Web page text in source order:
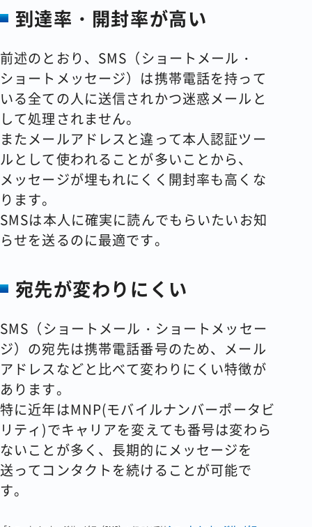
到達率・開封率が高い
前述のとおり、SMS（ショートメール・
ショートメッセージ）は携帯電話を持って
いる全ての人に送信されかつ迷惑メールと
して処理されません。
またメールアドレスと違って本人認証ツー
ルとして使われることが多いことから、
メッセージが埋もれにくく開封率も高くな
ります。
SMSは本人に確実に読んでもらいたいお知
らせを送るのに最適です。
宛先が変わりにくい
SMS（ショートメール・ショートメッセー
ジ）の宛先は携帯電話番号のため、メール
アドレスなどと比べて変わりにくい特徴が
あります。
特に近年はMNP(モバイルナンバーポータビ
リティ)でキャリアを変えても番号は変わら
ないことが多く、長期的にメッセージを
送ってコンタクトを続けることが可能で
す。